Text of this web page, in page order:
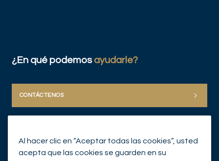
¿En qué podemos ayudarle?
CONTÁCTENOS
Al hacer clic en “Aceptar todas las cookies”, usted
acepta que las cookies se guarden en su